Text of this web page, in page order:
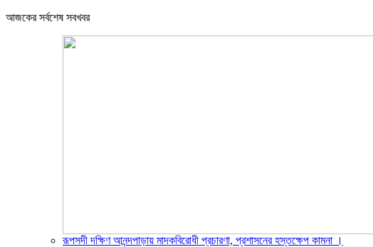
আজকের সর্বশেষ সবখবর
রূপসদী দক্ষিণ আনন্দপাড়ায় মাদকবিরোধী প্রচারণা, প্রশাসনের হস্তক্ষেপ কামনা ‎।